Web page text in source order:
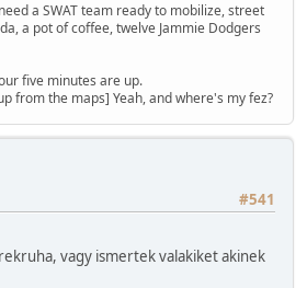
a SWAT team ready to mobilize, street
a pot of coffee, twelve Jammie Dodgers
five minutes are up.
from the maps] Yeah, and where's my fez?
#541
vagy ismertek valakiket akinek